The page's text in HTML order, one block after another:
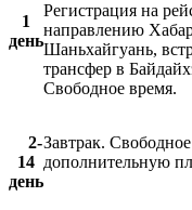
1
день
Регистрация на
направлению
Шаньхайгуань,
трансфер в
Свободное время.
2-
14
день
Завтрак.
дополнительную